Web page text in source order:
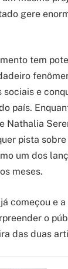
gere
tem
sociais e
país.
Nathalia
pista
um dos
meses.
começou e
o
das duas